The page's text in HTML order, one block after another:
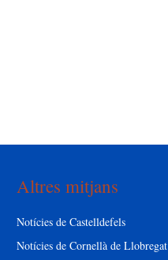
Altres mitjans
Notícies de Castelldefels
Notícies de Cornellà de Llobregat